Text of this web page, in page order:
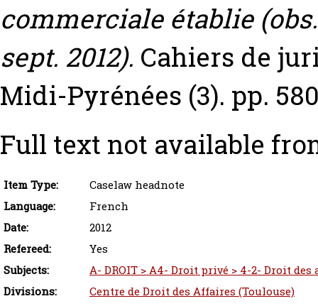
commerciale établie (obs.
sept. 2012). Cahiers de
Midi-Pyrénées (3). pp.
Full text not available
Item Type:
Caselaw headnote
Language:
French
Date:
2012
Refereed:
Yes
Subjects:
A- DROIT > A4- Droit privé > 4-2- Droit
Divisions:
Centre de Droit des Affaires (Toulouse)